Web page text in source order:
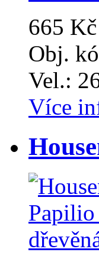
665 Kč
Obj.
Vel.:
Více